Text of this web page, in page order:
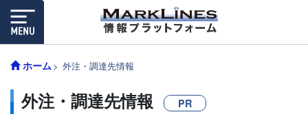
ホーム 外注・調達先情報
外注・調達先情報 PR